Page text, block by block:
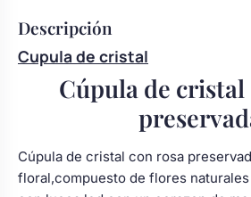
Descripción
Cupula de cristal
Cúpula de cristal
Cúpula de cristal con rosa
floral,compuesto de flores